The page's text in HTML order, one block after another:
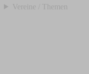
Vereine / Themen